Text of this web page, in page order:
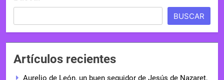
BUSCAR
Artículos recientes
Aurelio de León, un buen seguidor de Jesús de Nazaret,